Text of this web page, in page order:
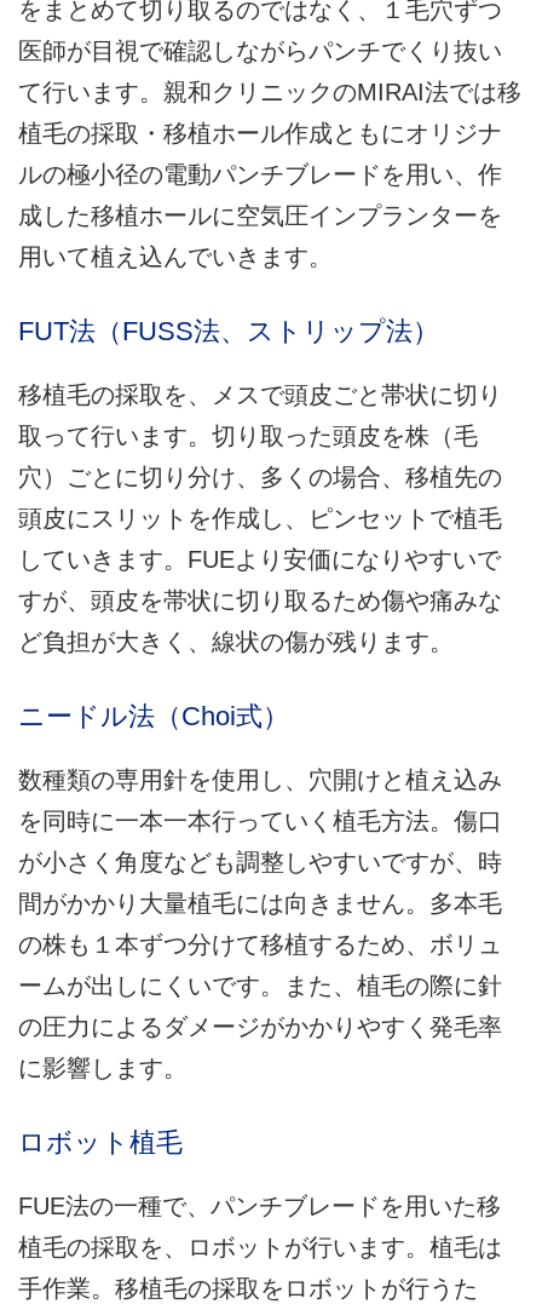
をまとめて切り取るのではなく、１毛穴ずつ
医師が目視で確認しながらパンチでくり抜い
て行います。親和クリニックのMIRAI法では移
植毛の採取・移植ホール作成ともにオリジナ
ルの極小径の電動パンチブレードを用い、作
成した移植ホールに空気圧インプランターを
用いて植え込んでいきます。
FUT法（FUSS法、ストリップ法）
移植毛の採取を、メスで頭皮ごと帯状に切り
取って行います。切り取った頭皮を株（毛
穴）ごとに切り分け、多くの場合、移植先の
頭皮にスリットを作成し、ピンセットで植毛
していきます。FUEより安価になりやすいで
すが、頭皮を帯状に切り取るため傷や痛みな
ど負担が大きく、線状の傷が残ります。
ニードル法（Choi式）
数種類の専用針を使用し、穴開けと植え込み
を同時に一本一本行っていく植毛方法。傷口
が小さく角度なども調整しやすいですが、時
間がかかり大量植毛には向きません。多本毛
の株も１本ずつ分けて移植するため、ボリュ
ームが出しにくいです。また、植毛の際に針
の圧力によるダメージがかかりやすく発毛率
に影響します。
ロボット植毛
FUE法の一種で、パンチブレードを用いた移
植毛の採取を、ロボットが行います。植毛は
手作業。移植毛の採取をロボットが行うた